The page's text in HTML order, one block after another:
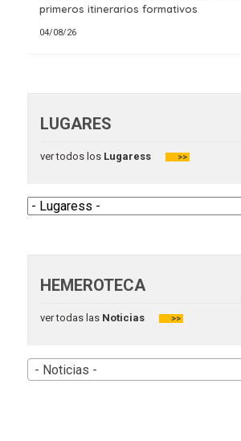
primeros itinerarios formativos
04/08/26
LUGARES
ver todos losLugaress >>
HEMEROTECA
ver todas lasNoticias >>
- Noticias -